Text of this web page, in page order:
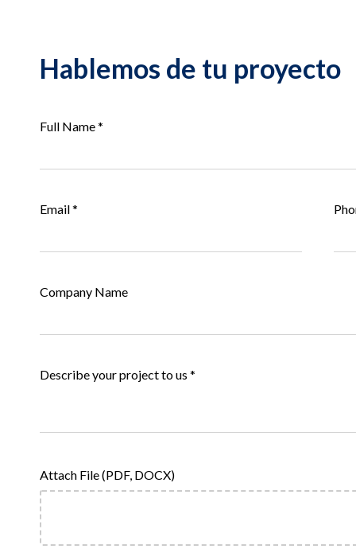
Hablemos de tu proyecto
Full Name*
Email*
Company Name
Describe your project to us *
Attach File (PDF, DOCX)